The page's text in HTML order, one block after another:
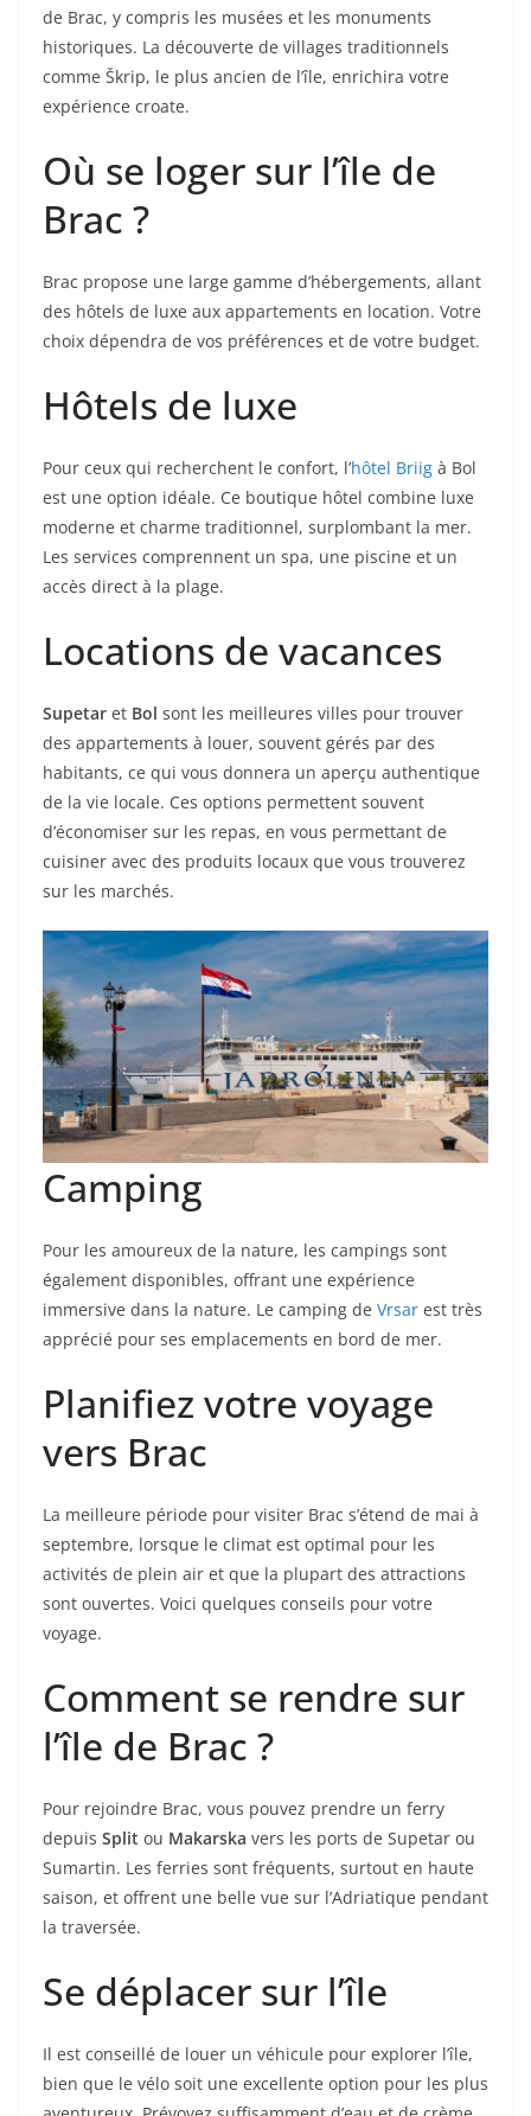
de Brac, y compris les musées et les monuments
historiques. La découverte de villages traditionnels
comme Škrip, le plus ancien de l’île, enrichira votre
expérience croate.
Où se loger sur l’île de
Brac ?
Brac propose une large gamme d’hébergements, allant
des hôtels de luxe aux appartements en location. Votre
choix dépendra de vos préférences et de votre budget.
Hôtels de luxe
Pour ceux qui recherchent le confort, l’hôtel Briig à Bol
est une option idéale. Ce boutique hôtel combine luxe
moderne et charme traditionnel, surplombant la mer.
Les services comprennent un spa, une piscine et un
accès direct à la plage.
Locations de vacances
Supetar et Bol sont les meilleures villes pour trouver
des appartements à louer, souvent gérés par des
habitants, ce qui vous donnera un aperçu authentique
de la vie locale. Ces options permettent souvent
d’économiser sur les repas, en vous permettant de
cuisiner avec des produits locaux que vous trouverez
sur les marchés.
Camping
Pour les amoureux de la nature, les campings sont
également disponibles, offrant une expérience
immersive dans la nature. Le camping de Vrsar est très
apprécié pour ses emplacements en bord de mer.
Planifiez votre voyage
vers Brac
La meilleure période pour visiter Brac s’étend de mai à
septembre, lorsque le climat est optimal pour les
activités de plein air et que la plupart des attractions
sont ouvertes. Voici quelques conseils pour votre
voyage.
Comment se rendre sur
l’île de Brac ?
Pour rejoindre Brac, vous pouvez prendre un ferry
depuis Split ou Makarska vers les ports de Supetar ou
Sumartin. Les ferries sont fréquents, surtout en haute
saison, et offrent une belle vue sur l’Adriatique pendant
la traversée.
Se déplacer sur l’île
Il est conseillé de louer un véhicule pour explorer l’île,
bien que le vélo soit une excellente option pour les plus